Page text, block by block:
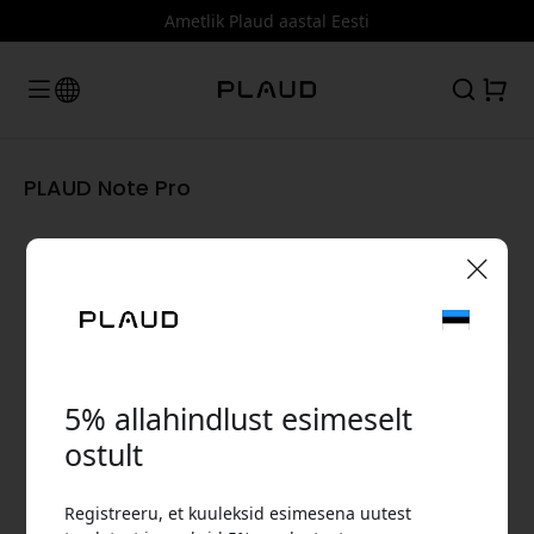
Ametlik Plaud aastal Eesti
PLAUD Note Pro
5% allahindlust esimeselt
ostult
Registreeru, et kuuleksid esimesena uutest
🎉 Sinu sooduskood:
Kasuta seda koodi kassas, et saada 5%